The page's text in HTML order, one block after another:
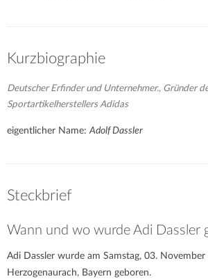
Kurzbiographie
Deutscher Erfinder und Unternehmer., Gründer
Sportartikelherstellers Adidas
eigentlicher Name:Adolf Dassler
Steckbrief
Wann und wo wurde Adi Dassler
Adi Dassler wurde am Samstag, 03.
Herzogenaurach, Bayern geboren.